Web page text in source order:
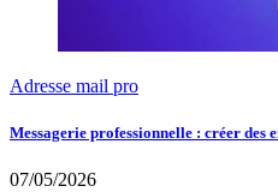
Adresse mail pro
Messagerie professionnelle : créer des
07/05/2026